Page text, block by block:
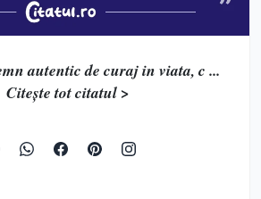
autentic de curaj in viata, c ...
Citește tot citatul >